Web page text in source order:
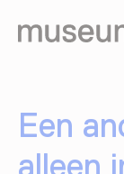
Een
alleen